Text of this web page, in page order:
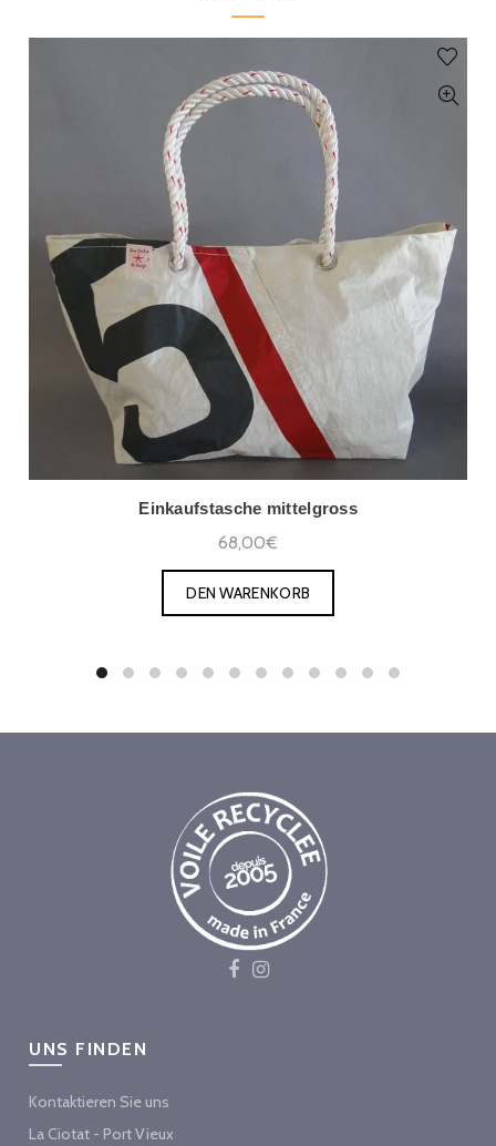
Einkaufstasche mittelgross
68,00€
DEN WARENKORB
UNS FINDEN
Kontaktieren Sie uns
La Ciotat - Port Vieux